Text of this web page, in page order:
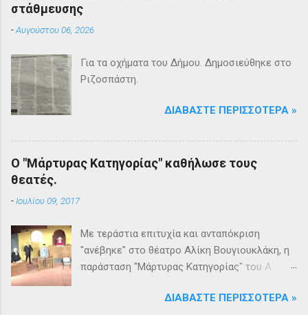
στάθμευσης
-Αυγούστου 06, 2026
Για τα οχήματα του Δήμου. Δημοσιεύθηκε στο
Ριζοσπάστη.
ΔΙΑΒΆΣΤΕ ΠΕΡΙΣΣΌΤΕΡΑ »
Ο "Μάρτυρας Κατηγορίας" καθήλωσε τους
θεατές.
-Ιουλίου 09, 2017
Με τεράστια επιτυχία και ανταπόκριση
"ανέβηκε" στο θέατρο Αλίκη Βουγιουκλάκη, η
παράσταση "Μάρτυρας Κατηγορίας" του Α΄
Βριλησσίων. Το θέατρο γέμισε και πάνω από
ΔΙΑΒΆΣΤΕ ΠΕΡΙΣΣΌΤΕΡΑ »